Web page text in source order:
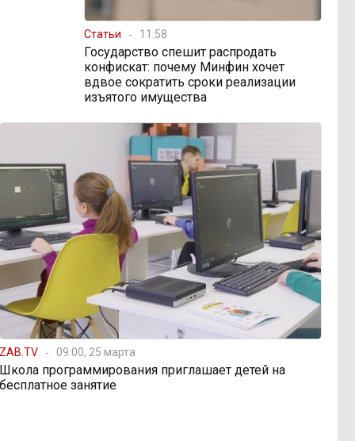
Статьи 11:58
Государство спешит распродать
конфискат: почему Минфин хочет
вдвое сократить сроки реализации
изъятого имущества
ZAB.TV 09:00, 25 марта
Школа программирования приглашает детей на
бесплатное занятие